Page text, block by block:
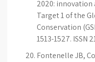
2020:
Target 1 of the
Conservation
1513-1527. ISSN
Fontenelle JB,